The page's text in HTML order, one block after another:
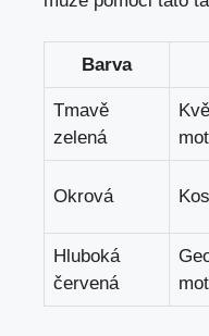
Barva
Tmavě
zelená
Okrová
Hluboká
červená